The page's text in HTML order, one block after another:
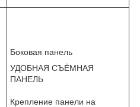
Боковая панель
УДОБНАЯ СЪЁМНАЯ
ПАНЕЛЬ
Крепление панели на